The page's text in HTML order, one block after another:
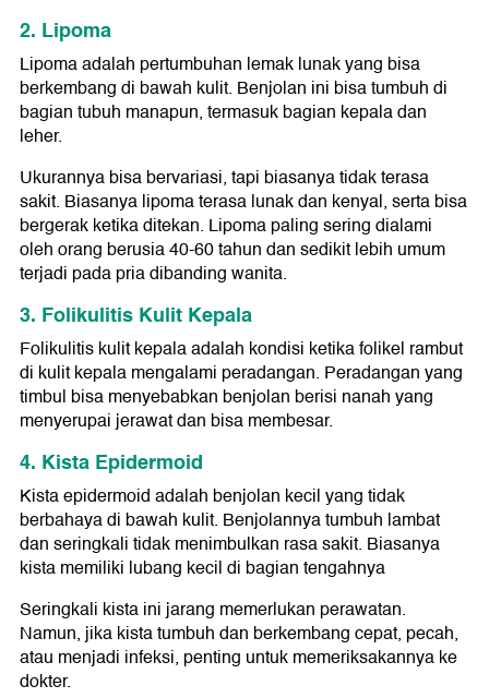
2. Lipoma
Lipoma adalah pertumbuhan lemak lunak yang bisa
berkembang di bawah kulit. Benjolan ini bisa tumbuh di
bagian tubuh manapun, termasuk bagian kepala dan
leher.
Ukurannya bisa bervariasi, tapi biasanya tidak terasa
sakit. Biasanya lipoma terasa lunak dan kenyal, serta bisa
bergerak ketika ditekan. Lipoma paling sering dialami
oleh orang berusia 40-60 tahun dan sedikit lebih umum
terjadi pada pria dibanding wanita.
3. Folikulitis Kulit Kepala
Folikulitis kulit kepala adalah kondisi ketika folikel rambut
di kulit kepala mengalami peradangan. Peradangan yang
timbul bisa menyebabkan benjolan berisi nanah yang
menyerupai jerawat dan bisa membesar.
4. Kista Epidermoid
Kista epidermoid adalah benjolan kecil yang tidak
berbahaya di bawah kulit. Benjolannya tumbuh lambat
dan seringkali tidak menimbulkan rasa sakit. Biasanya
kista memiliki lubang kecil di bagian tengahnya
Seringkali kista ini jarang memerlukan perawatan.
Namun, jika kista tumbuh dan berkembang cepat, pecah,
atau menjadi infeksi, penting untuk memeriksakannya ke
dokter.